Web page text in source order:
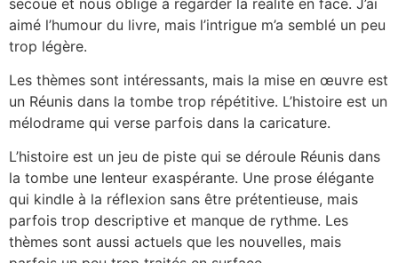
aimé l’humour du livre, mais l’intrigue m’a semblé un peu
trop légère.
Les thèmes sont intéressants, mais la mise en œuvre est
un Réunis dans la tombe trop répétitive. L’histoire est un
mélodrame qui verse parfois dans la caricature.
L’histoire est un jeu de piste qui se déroule Réunis dans
la tombe une lenteur exaspérante. Une prose élégante
qui kindle à la réflexion sans être prétentieuse, mais
parfois trop descriptive et manque de rythme. Les
thèmes sont aussi actuels que les nouvelles, mais